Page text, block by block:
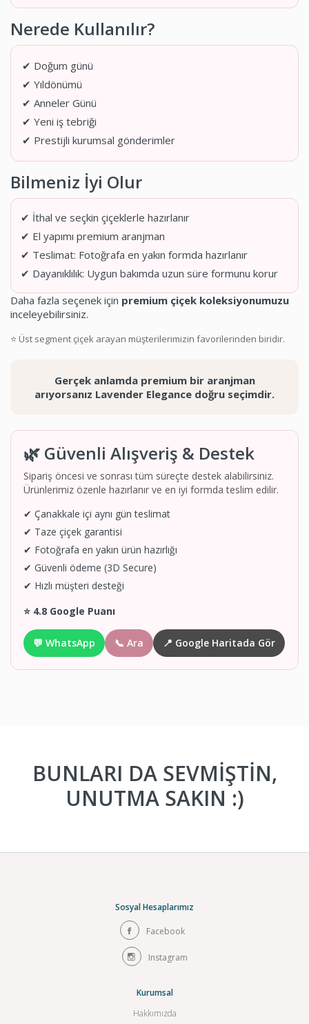
Nerede Kullanılır?
✔ Doğum günü
✔ Yıldönümü
✔ Anneler Günü
✔ Yeni iş tebriği
✔ Prestijli kurumsal gönderimler
Bilmeniz İyi Olur
✔ İthal ve seçkin çiçeklerle hazırlanır
✔ El yapımı premium aranjman
✔ Teslimat: Fotoğrafa en yakın formda hazırlanır
✔ Dayanıklılık: Uygun bakımda uzun süre formunu korur
Daha fazla seçenek için premium çiçek koleksiyonumuzu
inceleyebilirsiniz.
⭐ Üst segment çiçek arayan müşterilerimizin favorilerinden biridir.
Gerçek anlamda premium bir aranjman
arıyorsanız Lavender Elegance doğru seçimdir.
🌿 Güvenli Alışveriş & Destek
Sipariş öncesi ve sonrası tüm süreçte destek alabilirsiniz.
Ürünlerimiz özenle hazırlanır ve en iyi formda teslim edilir.
✔ Çanakkale içi aynı gün teslimat
✔ Taze çiçek garantisi
✔ Fotoğrafa en yakın ürün hazırlığı
✔ Güvenli ödeme (3D Secure)
✔ Hızlı müşteri desteği
⭐ 4.8 Google Puanı
💬 WhatsApp 📞 Ara 📍 Google Haritada Gör
BUNLARI DA SEVMİŞTİN,
UNUTMA SAKIN :)
Sosyal Hesaplarımız
Facebook
Instagram
Kurumsal
Hakkımızda